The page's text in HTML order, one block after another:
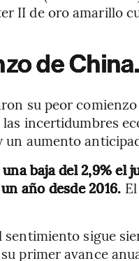
II de oro amarillo
de China.
su peor
incertidumbres
un aumento
baja del 2,9% el
año desde 2016.
sentimiento sigue
primer avance